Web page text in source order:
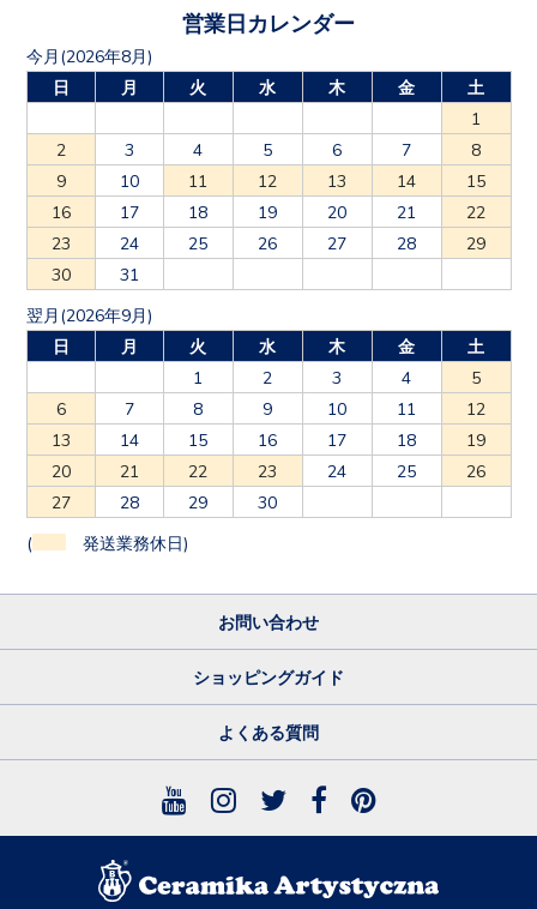
営業日カレンダー
今月(2026年8月)
日
月 火 水 木 金
土
1
2
3 4 5 6 7
8
9
10 11 12 13 14
15
16
17 18 19 20 21
22
23
24 25 26 27 28
29
30
31
翌月(2026年9月)
日
月 火 水 木 金
土
1
2 3 4
5
6
7 8 9 10 11
12
13
14 15 16 17 18
19
20
21 22 23 24 25
26
27
28 29 30
( 発送業務休日)
お問い合わせ
ショッピングガイド
よくある質問